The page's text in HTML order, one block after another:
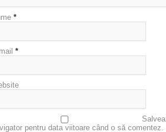
*
*
pentru data viitoare când o să comentez.